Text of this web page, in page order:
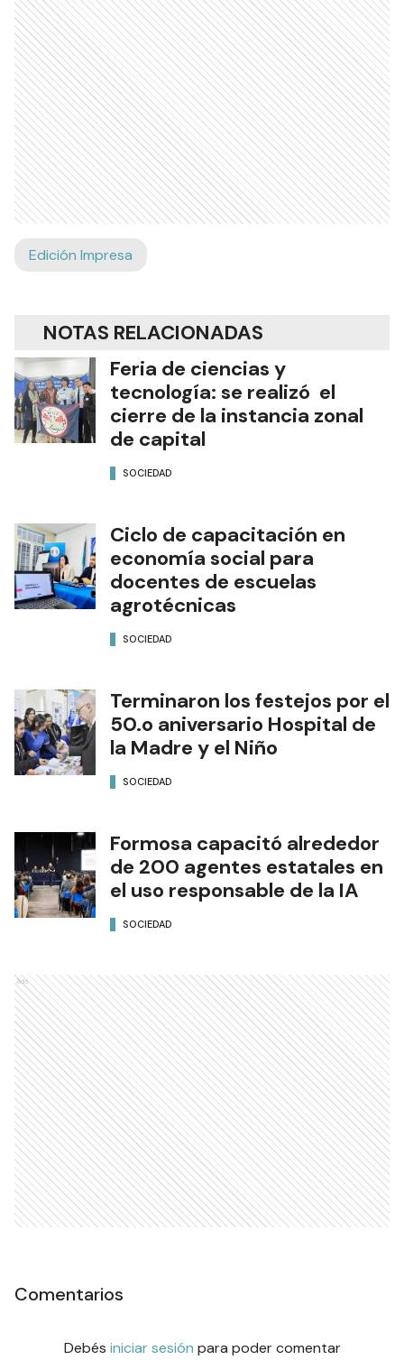
Edición Impresa
NOTAS RELACIONADAS
Feria de ciencias y
tecnología: se realizó el
cierre de la instancia zonal
de capital
SOCIEDAD
Ciclo de capacitación en
economía social para
docentes de escuelas
agrotécnicas
SOCIEDAD
Terminaron los festejos por el
50.o aniversario Hospital de
la Madre y el Niño
SOCIEDAD
Formosa capacitó alrededor
de 200 agentes estatales en
el uso responsable de la IA
SOCIEDAD
Ads
Comentarios
Debés iniciar sesión para poder comentar